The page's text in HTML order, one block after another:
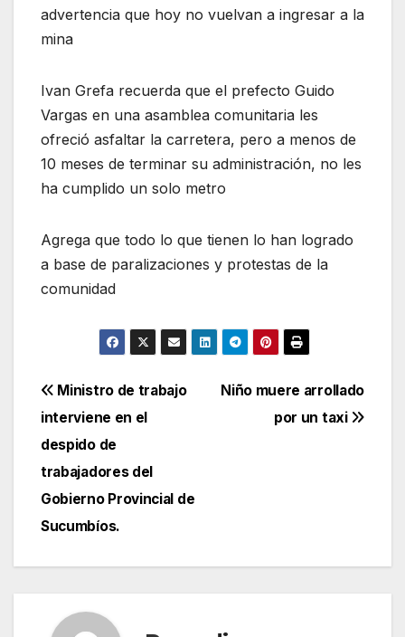
advertencia que hoy no vuelvan a ingresar a la
mina
Ivan Grefa recuerda que el prefecto Guido
Vargas en una asamblea comunitaria les
ofreció asfaltar la carretera, pero a menos de
10 meses de terminar su administración, no les
ha cumplido un solo metro
Agrega que todo lo que tienen lo han logrado
a base de paralizaciones y protestas de la
comunidad
Navegación
de
entradas
Niño muere arrollado
por un taxi
Ministro de trabajo
interviene en el
despido de
trabajadores del
Gobierno Provincial de
Sucumbíos.